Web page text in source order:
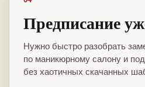
Предписание
Нужно быстро разобрать
по маникюрному салону и
без хаотичных скачанных